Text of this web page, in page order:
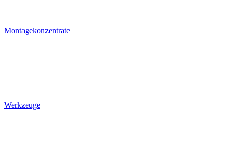
Montagekonzentrate
Werkzeuge